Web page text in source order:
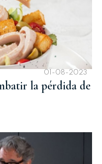
01-08-2023
la pérdida de